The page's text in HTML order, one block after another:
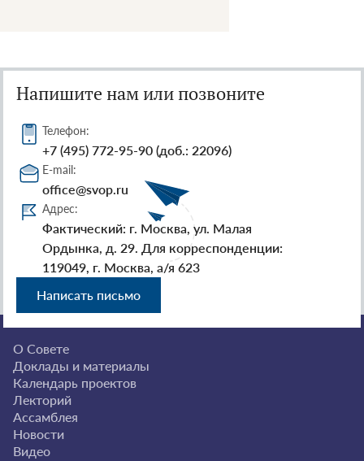
Напишите нам или позвоните
Телефон:
+7 (495) 772-95-90 (доб.: 22096)
E-mail:
office@svop.ru
Адрес:
Фактический: г. Москва, ул. Малая
Ордынка, д. 29. Для корреспонденции:
119049, г. Москва, а/я 623
Написать письмо
О Совете
Доклады и материалы
Календарь проектов
Лекторий
Ассамблея
Новости
Видео